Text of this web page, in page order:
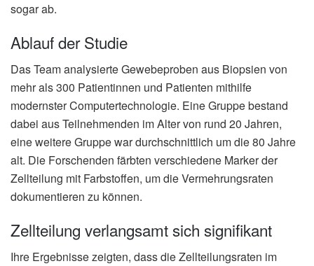
sogar ab.
Ablauf der Studie
Das Team analysierte Gewebeproben aus Biopsien von
mehr als 300 Patientinnen und Patienten mithilfe
modernster Computertechnologie. Eine Gruppe bestand
dabei aus Teilnehmenden im Alter von rund 20 Jahren,
eine weitere Gruppe war durchschnittlich um die 80 Jahre
alt. Die Forschenden färbten verschiedene Marker der
Zellteilung mit Farbstoffen, um die Vermehrungsraten
dokumentieren zu können.
Zellteilung verlangsamt sich signifikant
Ihre Ergebnisse zeigten, dass die Zellteilungsraten im